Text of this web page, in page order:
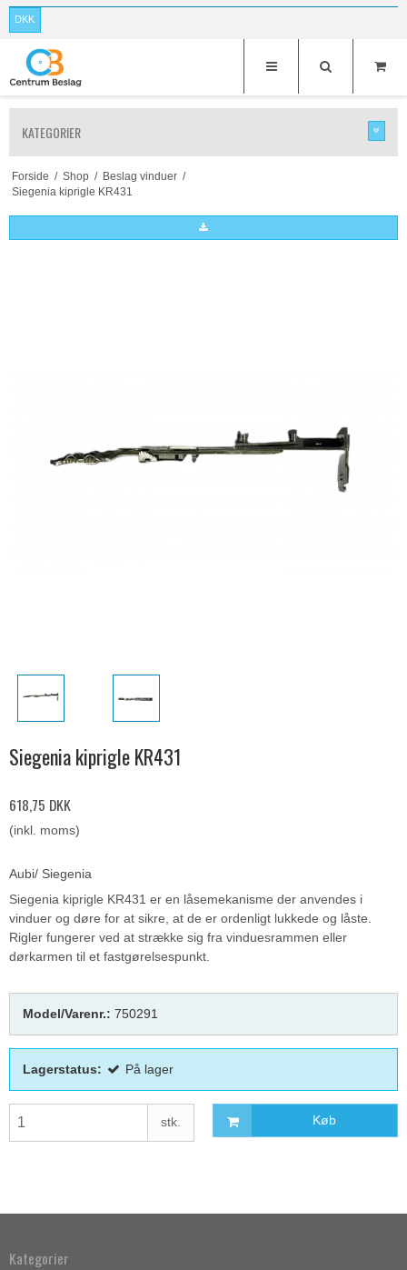
DKK
KATEGORIER
Forside / Shop / Beslag vinduer /
Siegenia kiprigle KR431
Siegenia kiprigle KR431
618,75 DKK
(inkl. moms)
Aubi/ Siegenia
Siegenia kiprigle KR431 er en låsemekanisme der anvendes i
vinduer og døre for at sikre, at de er ordenligt lukkede og låste.
Rigler fungerer ved at strække sig fra vinduesrammen eller
dørkarmen til et fastgørelsespunkt.
Model/Varenr.: 750291
Lagerstatus: På lager
stk. Køb
Kategorier